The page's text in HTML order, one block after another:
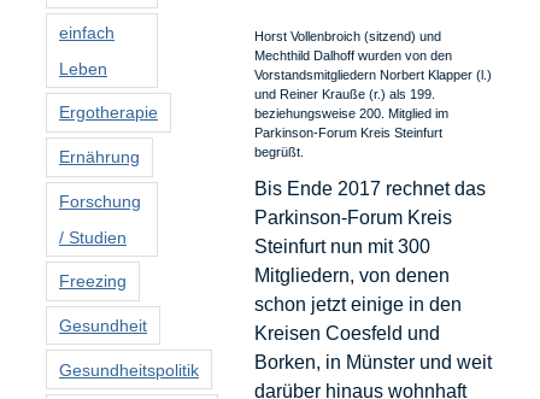
Horst Vollenbroich (sitzend) und
Mechthild Dalhoff wurden von den
Vorstandsmitgliedern Norbert Klapper (l.)
und Reiner Krauße (r.) als 199.
beziehungsweise 200. Mitglied im
Parkinson-Forum Kreis Steinfurt
begrüßt.
Bis Ende 2017 rechnet das
Parkinson-Forum Kreis
Steinfurt nun mit 300
Mitgliedern, von denen
schon jetzt einige in den
Kreisen Coesfeld und
Borken, in Münster und weit
darüber hinaus wohnhaft
einfach
Leben
Ergotherapie
Ernährung
Forschung
/ Studien
Freezing
Gesundheit
Gesundheitspolitik